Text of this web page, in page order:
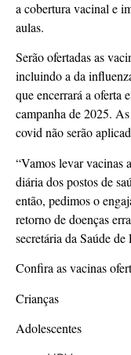
a cobertura vacinal e
aulas.
Serão ofertadas as
incluindo a da
que encerrará a oferta
campanha de 2025.
covid não serão
“Vamos levar vacinas
diária dos postos de
então, pedimos o
retorno de doenças
secretária da Saúde de
Confira as vacinas
Crianças
Adolescentes